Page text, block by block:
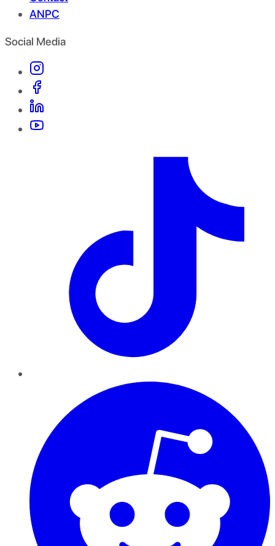
ANPC
Social Media